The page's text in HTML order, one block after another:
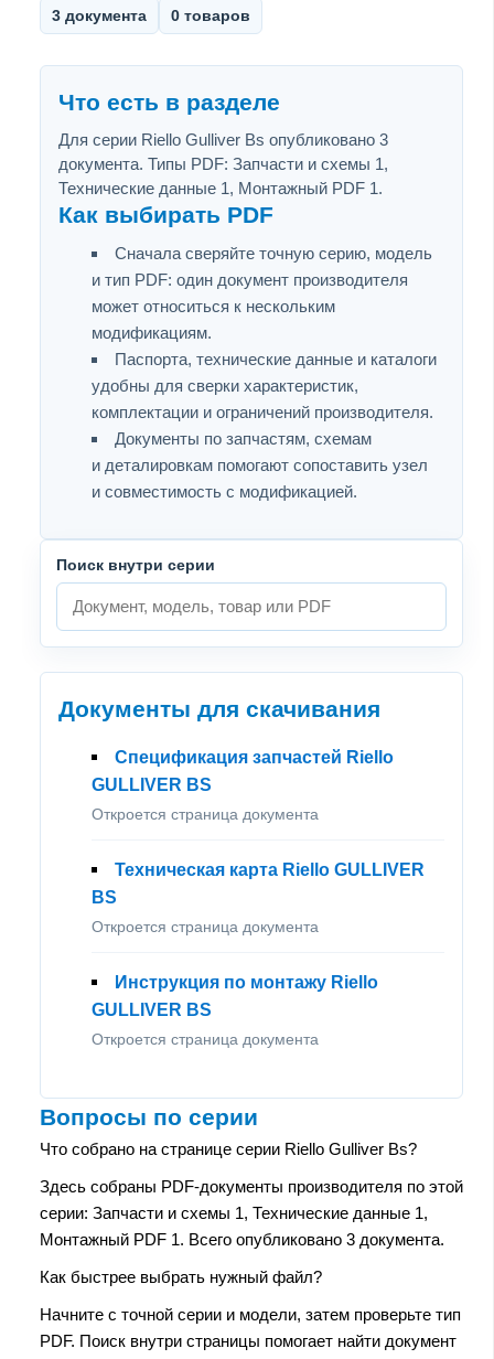
3 документа 0 товаров
Что есть в разделе
Для серии Riello Gulliver Bs опубликовано 3
документа. Типы PDF: Запчасти и схемы 1,
Технические данные 1, Монтажный PDF 1.
Как выбирать PDF
Сначала сверяйте точную серию, модель
и тип PDF: один документ производителя
может относиться к нескольким
модификациям.
Паспорта, технические данные и каталоги
удобны для сверки характеристик,
комплектации и ограничений производителя.
Документы по запчастям, схемам
и деталировкам помогают сопоставить узел
и совместимость с модификацией.
Поиск внутри серии
Документы для скачивания
Спецификация запчастей Riello
GULLIVER BS
Откроется страница документа
Техническая карта Riello GULLIVER
BS
Откроется страница документа
Инструкция по монтажу Riello
GULLIVER BS
Откроется страница документа
Вопросы по серии
Что собрано на странице серии Riello Gulliver Bs?
Здесь собраны PDF-документы производителя по этой
серии: Запчасти и схемы 1, Технические данные 1,
Монтажный PDF 1. Всего опубликовано 3 документа.
Как быстрее выбрать нужный файл?
Начните с точной серии и модели, затем проверьте тип
PDF. Поиск внутри страницы помогает найти документ